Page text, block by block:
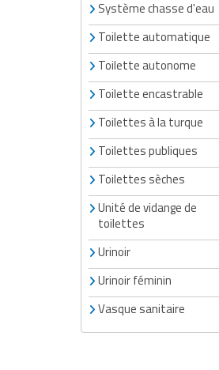
Système chasse d'eau
Toilette automatique
Toilette autonome
Toilette encastrable
Toilettes à la turque
Toilettes publiques
Toilettes sèches
Unité de vidange de
toilettes
Urinoir
Urinoir féminin
Vasque sanitaire